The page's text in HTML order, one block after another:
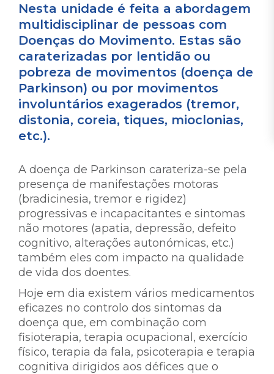
Nesta unidade é feita a abordagem
multidisciplinar de pessoas com
Doenças do Movimento. Estas são
caraterizadas por lentidão ou
pobreza de movimentos (doença de
Parkinson) ou por movimentos
involuntários exagerados (tremor,
distonia, coreia, tiques, mioclonias,
etc.).
A doença de Parkinson carateriza-se pela
presença de manifestações motoras
(bradicinesia, tremor e rigidez)
progressivas e incapacitantes e sintomas
não motores (apatia, depressão, defeito
cognitivo, alterações autonómicas, etc.)
também eles com impacto na qualidade
de vida dos doentes.
Hoje em dia existem vários medicamentos
eficazes no controlo dos sintomas da
doença que, em combinação com
fisioterapia, terapia ocupacional, exercício
físico, terapia da fala, psicoterapia e terapia
cognitiva dirigidos aos défices que o